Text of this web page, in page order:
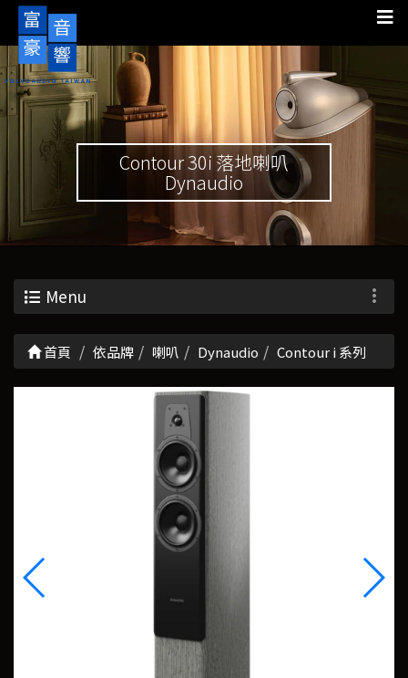
Contour 30i 落地喇叭
Dynaudio
Menu
首頁 依品牌 喇叭 Dynaudio Contour i 系列